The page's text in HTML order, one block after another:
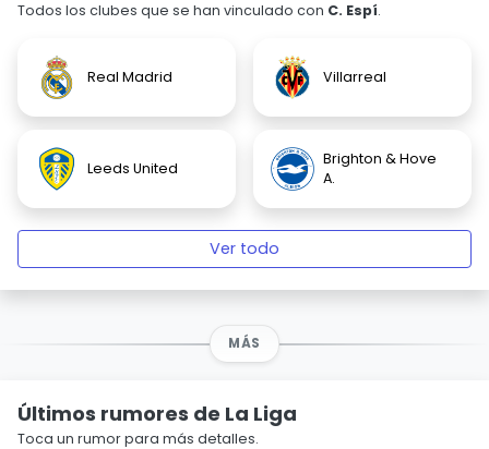
Todos los clubes que se han vinculado con C. Espí.
Real Madrid Villarreal
Leeds United
Brighton & Hove
A.
Ver todo
MÁS
Últimos rumores de La Liga
Toca un rumor para más detalles.